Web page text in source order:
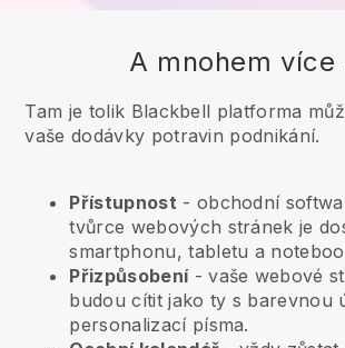
A mnohem více
Tam je tolik Blackbell platforma
vaše dodávky potravin podnikání.
Přístupnost - obchodní
tvůrce webových stránek je
smartphonu, tabletu a
Přizpůsobení- vaše webové
budou cítit jako ty s barevnou
personalizací písma.